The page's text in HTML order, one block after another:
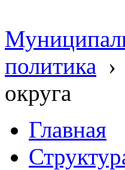
политика ›
округа
Главная